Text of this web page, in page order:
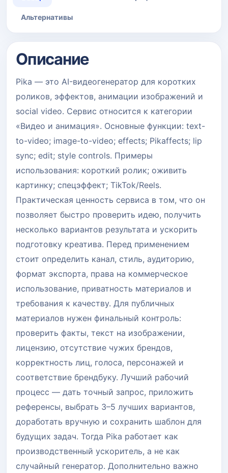
Альтернативы
Описание
Pika — это AI-видеогенератор для коротких
роликов, эффектов, анимации изображений и
social video. Сервис относится к категории
«Видео и анимация». Основные функции: text-
to-video; image-to-video; effects; Pikaffects; lip
sync; edit; style controls. Примеры
использования: короткий ролик; оживить
картинку; спецэффект; TikTok/Reels.
Практическая ценность сервиса в том, что он
позволяет быстро проверить идею, получить
несколько вариантов результата и ускорить
подготовку креатива. Перед применением
стоит определить канал, стиль, аудиторию,
формат экспорта, права на коммерческое
использование, приватность материалов и
требования к качеству. Для публичных
материалов нужен финальный контроль:
проверить факты, текст на изображении,
лицензию, отсутствие чужих брендов,
корректность лиц, голоса, персонажей и
соответствие брендбуку. Лучший рабочий
процесс — дать точный запрос, приложить
референсы, выбрать 3–5 лучших вариантов,
доработать вручную и сохранить шаблон для
будущих задач. Тогда Pika работает как
производственный ускоритель, а не как
случайный генератор. Дополнительно важно